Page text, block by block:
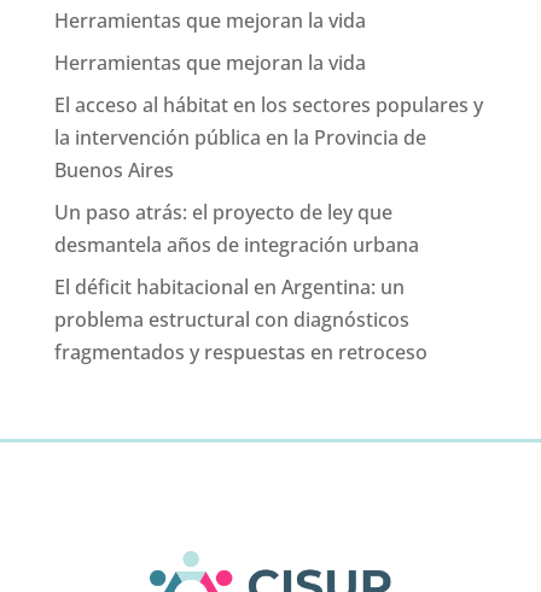
Herramientas que mejoran la vida
Herramientas que mejoran la vida
El acceso al hábitat en los sectores populares y
la intervención pública en la Provincia de
Buenos Aires
Un paso atrás: el proyecto de ley que
desmantela años de integración urbana
El déficit habitacional en Argentina: un
problema estructural con diagnósticos
fragmentados y respuestas en retroceso